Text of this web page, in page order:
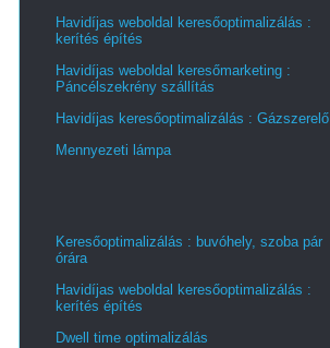
Havidíjas weboldal keresőoptimalizálás :
kerítés építés
Havidíjas weboldal keresőmarketing :
Páncélszekrény szállítás
Havidíjas keresőoptimalizálás : Gázszerelő
Mennyezeti lámpa
Keresőoptimalizálás : buvóhely, szoba pár
órára
Havidíjas weboldal keresőoptimalizálás :
kerítés építés
Dwell time optimalizálás